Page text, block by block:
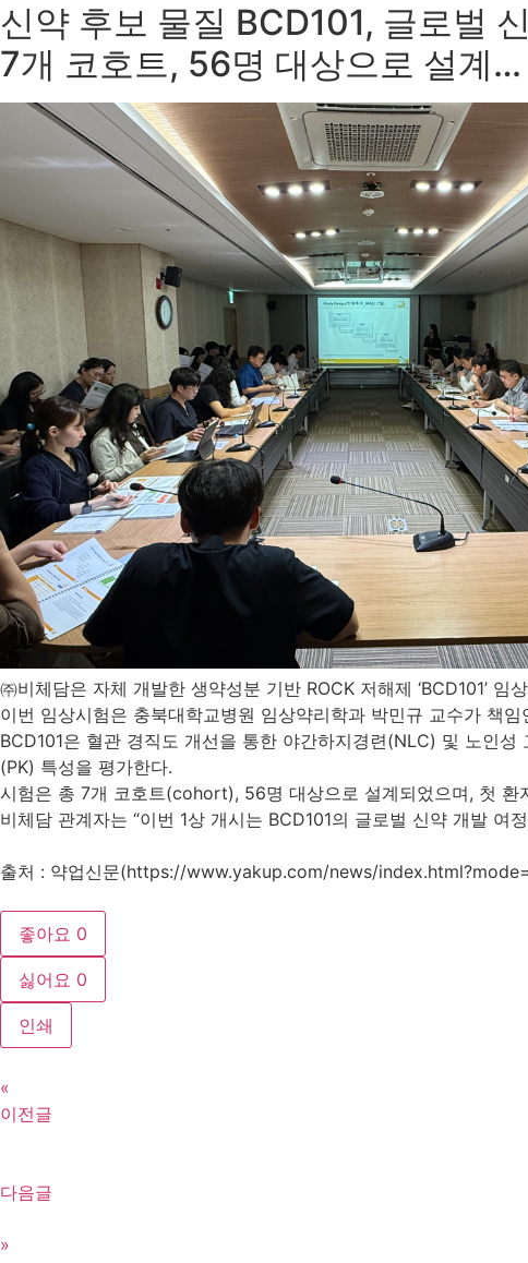
신약 후보 물질 BCD101, 글로벌
7개 코호트, 56명 대상으로 설계…
㈜비체담은 자체 개발한 생약성분 기반 ROCK 저해제 ‘BCD101’
이번 임상시험은 충북대학교병원 임상약리학과 박민규 교수가 책
BCD101은 혈관 경직도 개선을 통한 야간하지경련(NLC) 및 노인
(PK) 특성을 평가한다.
시험은 총 7개 코호트(cohort), 56명 대상으로 설계되었으며, 첫
비체담 관계자는 “이번 1상 개시는 BCD101의 글로벌 신약 개발 여
출처 : 약업신문(https://www.yakup.com/news/
좋아요 0
싫어요 0
인쇄
«
이전글
다음글
»